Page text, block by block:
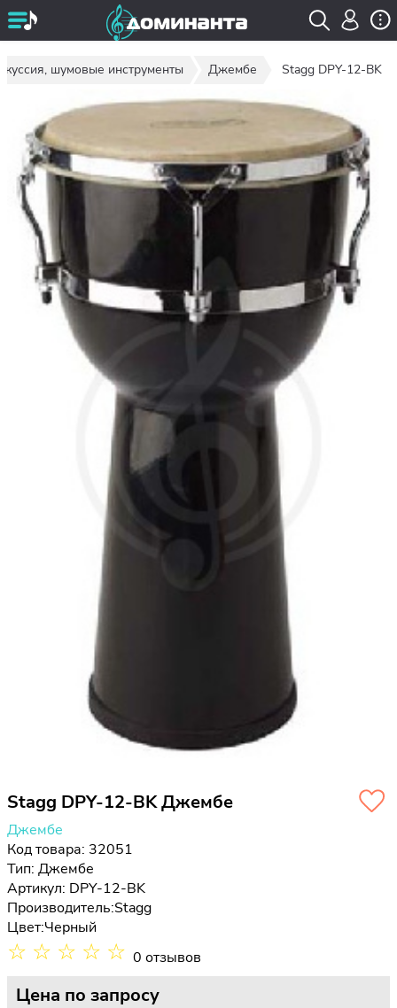
шумовые инструменты Джембе Stagg DPY-12-BK
Stagg DPY-12-BK Джембе
Джембе
Код товара: 32051
Тип: Джембе
Артикул: DPY-12-BK
Производитель:Stagg
Цвет:Черный
☆ ☆ ☆ ☆ ☆ 0 отзывов
Цена по запросу